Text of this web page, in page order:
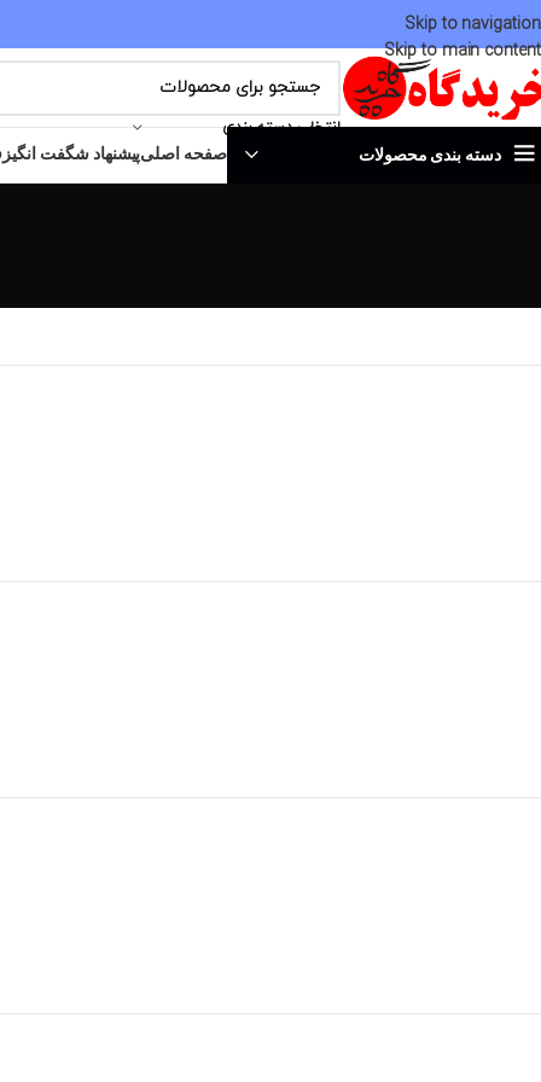
Skip to navigation
Skip to main content
انتخاب دسته بندی
دسته بندی محصولات صفحه اصلیپیشنهاد شگفت انگیز